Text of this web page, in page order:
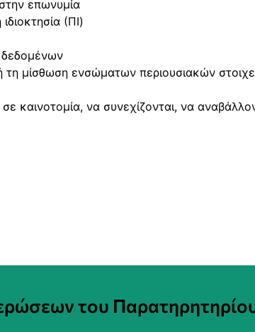
επωνυμία
(ΠΙ)
δεδομένων
τη μίσθωση ενσώματων περιουσιακών
καινοτομία, να συνεχίζονται, να
του